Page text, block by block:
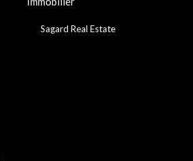
Sagard Real Estate